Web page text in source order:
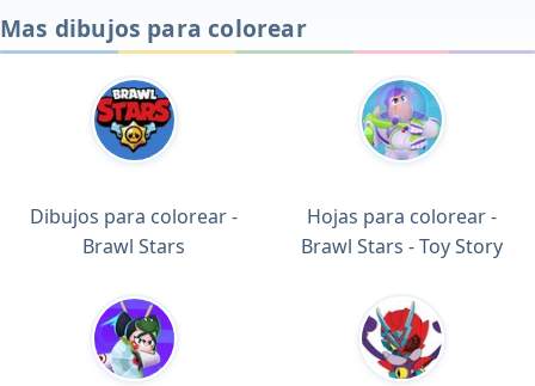
Mas dibujos para colorear
Dibujos para colorear -
Brawl Stars
Hojas para colorear -
Brawl Stars - Toy Story